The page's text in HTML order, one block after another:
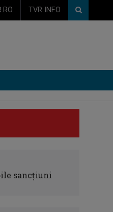
TVR INFO
sancţiuni